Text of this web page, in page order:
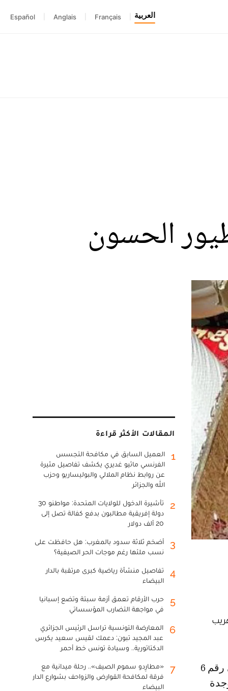
العربية Français
Anglais
Español
المقالات الأكثر قراءة
1
العميل السابق في مكافحة التجسس
الفرنسي ماثيو غديري يكشف تفاصيل مثيرة
عن روابط نظام الملالي والبوليساريو وحزب
الله والجزائر
2
تأشيرة الدخول للولايات المتحدة: مواطنو 30
دولة إفريقية مطالبون بدفع كفالة تصل إلى
20 ألف دولار
3
أضخم ثلاثة سدود بالمغرب: هل حافظت على
نسب ملئها رغم موجات الحر الصيفية؟
4
تفاصيل منشأة رياضية كبرى مرتقبة بالدار
البيضاء
5
حرب الأرقام تعمق أزمة سبتة وتضع إسبانيا
في مواجهة التضارب المؤسساتي
6
المعارضة التونسية تراسل الرئيس الجزائري
عبد المجيد تبون: دعمك لقيس سعيد يكرس
الدكتاتورية.. وسيادة تونس خط أحمر
7
«مطارِدو سموم الصيف».. رحلة ميدانية مع
فرقة لمكافحة القوارض والزواحف بشوارع الدار
البيضاء